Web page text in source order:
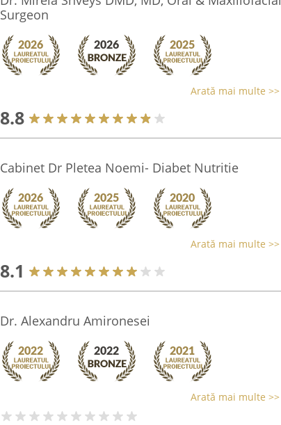
Surgeon
Arată mai multe >>
8.8
Cabinet Dr Pletea Noemi- Diabet Nutritie
Arată mai multe >>
8.1
Dr. Alexandru Amironesei
Arată mai multe >>